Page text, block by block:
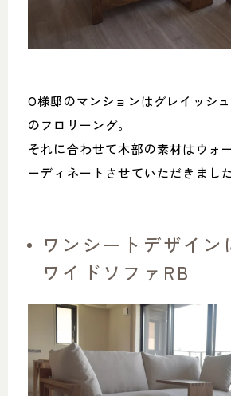
O様邸のマンションはグレイッシ
のフロリーング。
それに合わせて木部の素材はウォ
ーディネートさせていただきました
ワンシートデザイン
ワイドソファRB